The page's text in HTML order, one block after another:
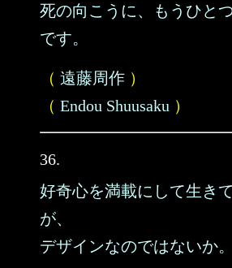
死の向こうに、もうひと
です。
（ 遠藤周作 ）
（ Endou Shuusaku ）
36.
好奇心を満載にして生き
が、
デザインなのではないか。